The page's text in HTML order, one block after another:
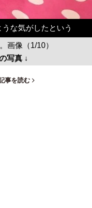
な気がしたという
画像（1/10）
写真 ↓
事を読む